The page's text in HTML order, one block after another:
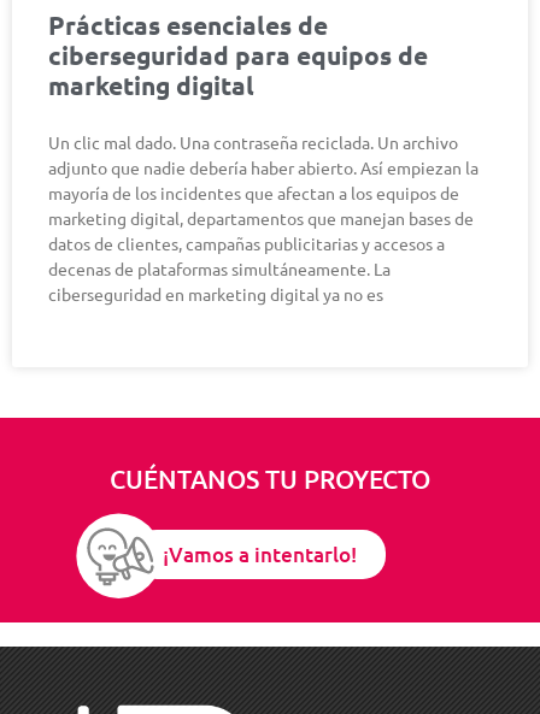
Prácticas esenciales de
ciberseguridad para equipos de
marketing digital
Un clic mal dado. Una contraseña reciclada. Un archivo
adjunto que nadie debería haber abierto. Así empiezan la
mayoría de los incidentes que afectan a los equipos de
marketing digital, departamentos que manejan bases de
datos de clientes, campañas publicitarias y accesos a
decenas de plataformas simultáneamente. La
ciberseguridad en marketing digital ya no es
CUÉNTANOS TU PROYECTO
¡Vamos a intentarlo!